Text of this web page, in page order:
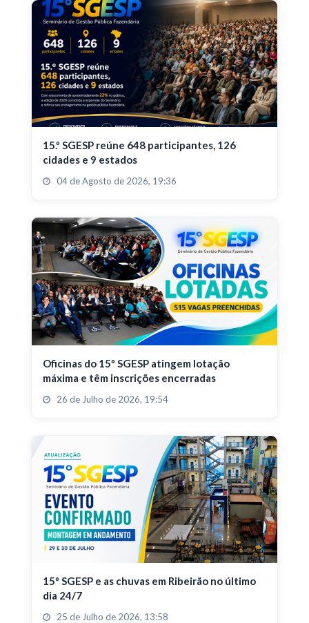
15.º SGESP reúne 648 participantes, 126
cidades e 9 estados
04 de Agosto de 2026, 19:36
Oficinas do 15º SGESP atingem lotação
máxima e têm inscrições encerradas
26 de Julho de 2026, 19:54
15º SGESP e as chuvas em Ribeirão no último
dia 24/7
25 de Julho de 2026, 13:58